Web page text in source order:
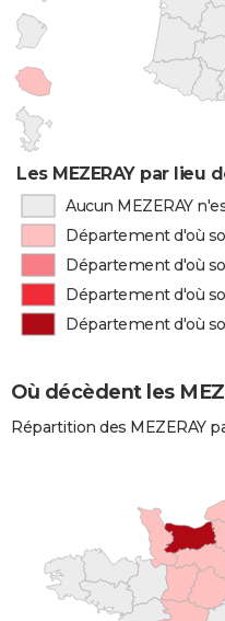
Les MEZERAY par lieu
Aucun MEZERAY
Département d'où
Département d'où
Département d'où
Département d'où
Où décèdent les
Répartition des MEZERAY